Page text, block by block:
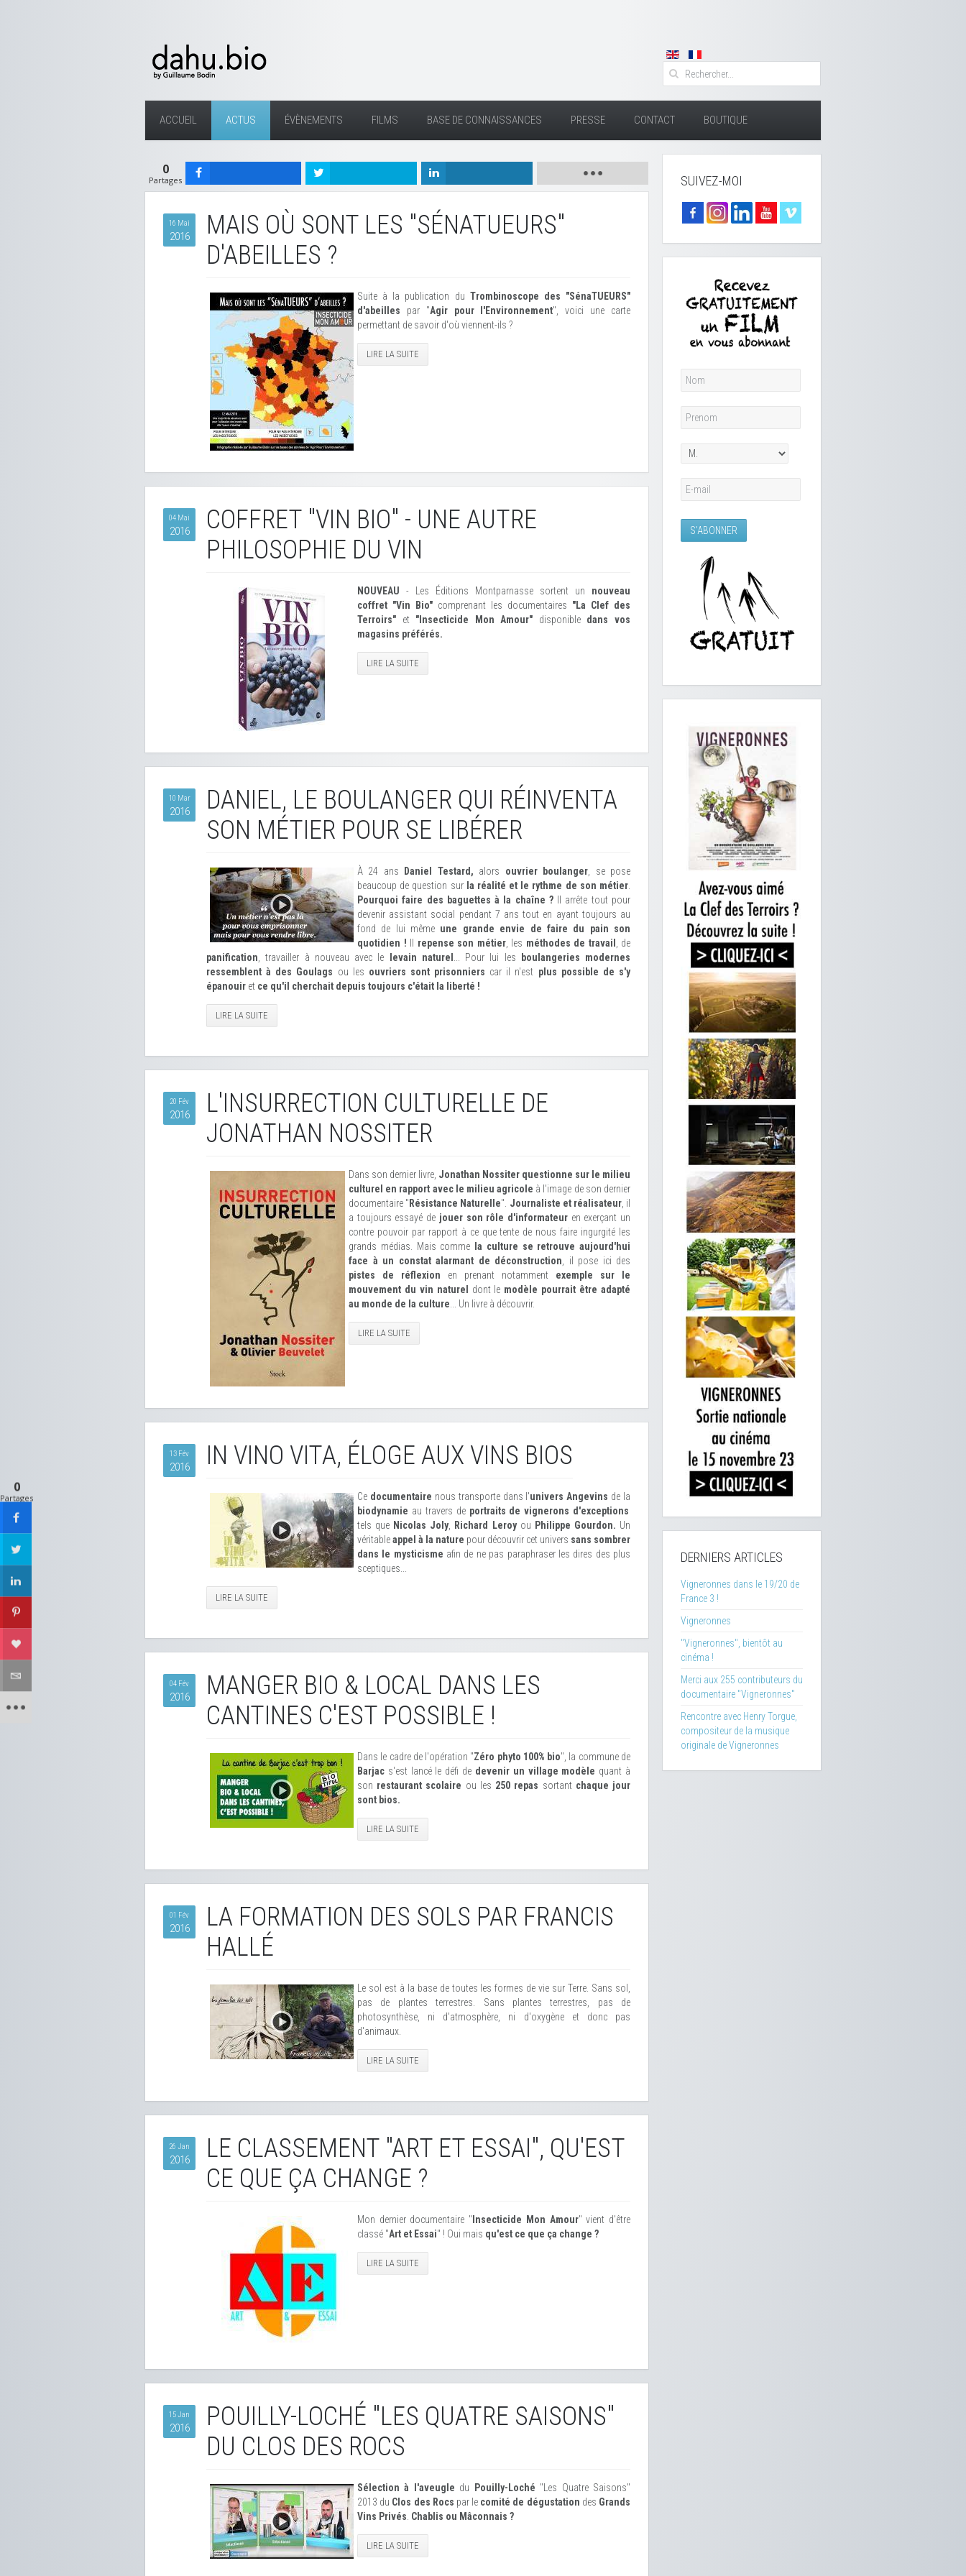
ACCUEIL ACTUS ÉVÈNEMENTS FILMS BASE DE CONNAISSANCES PRESSE CONTACT BOUTIQUE
0
Partages
16 Mai
2016
MAIS OÙ SONT LES "SÉNATUEURS"
D'ABEILLES ?
Suite à la publication du Trombinoscope des "SénaTUEURS"
d'abeilles par "Agir pour l'Environnement", voici une carte
permettant de savoir d'où viennent-ils ?
LIRE LA SUITE
04 Mai
2016
COFFRET "VIN BIO" - UNE AUTRE
PHILOSOPHIE DU VIN
NOUVEAU - Les Éditions Montparnasse sortent un nouveau
coffret "Vin Bio" comprenant les documentaires "La Clef des
Terroirs" et "Insecticide Mon Amour" disponible dans vos
magasins préférés.
LIRE LA SUITE
10 Mar
2016
DANIEL, LE BOULANGER QUI RÉINVENTA
SON MÉTIER POUR SE LIBÉRER
À 24 ans Daniel Testard, alors ouvrier boulanger , se pose
beaucoup de question sur la réalité et le rythme de son métier
Pourquoi faire des baguettes à la chaîne ?Il arrête tout pour
devenir assistant social pendant 7 ans tout en ayant toujours au
fond de lui même une grande envie de faire du pain son
quotidien !
repense son métier, les méthodes de travail
, de
panification , travailler à nouveau avec le levain naturel ... Pour lui les
boulangeries modernes
ressemblent à des Goulags ou les ouvriers sont prisonniers car il n'est plus possible de s'y
épanouir et ce qu'il cherchait depuis toujours c'était la liberté !
LIRE LA SUITE
20 Fév
2016
L'INSURRECTION CULTURELLE DE
JONATHAN NOSSITER
Dans son dernier livre, Jonathan Nossiter questionne sur le milieu
culturel en rapport avec le milieu agricole à l'image de son dernier
documentaire " Résistance Naturelle". Journaliste et réalisateur, il
a toujours essayé de jouer son rôle d'informateuren exerçant un
contre pouvoir par rapport à ce que tente de nous faire ingurgité les
grands médias. Mais comme
la culture se retrouve aujourd'hui
face à un constat alarmant de déconstruction , il pose ici des
pistes de réflexion en prenant notamment exemple sur le
mouvement du vin naturel
dont le modèle pourrait être adapté
au monde de la culture ... Un livre à découvrir.
LIRE LA SUITE
13 Fév
2016 IN VINO VITA, ÉLOGE AUX VINS BIOS
Ce documentaire nous transporte dans l'univers Angevins de la
biodynamie au travers deportraits de vignerons d'exceptions
tels que Nicolas Joly, Richard Leroy ou Philippe Gourdon. Un
véritableappel à la nature pour découvrir cet univers sans sombrer
dans le mysticisme afin de ne pas paraphraser les dires des plus
sceptiques...
LIRE LA SUITE
04 Fév
2016
MANGER BIO & LOCAL DANS LES
CANTINES C'EST POSSIBLE !
Dans le cadre de l'opération "Zéro phyto 100% bio", la commune de
Barjac s'est lancé le défi de devenir un village modèle quant à
son restaurant scolaire ou les 250 repas sortant chaque jour
sont bios.
LIRE LA SUITE
01 Fév
2016
LA FORMATION DES SOLS PAR FRANCIS
HALLÉ
Le sol est à la base de toutes les formes de vie sur Terre. Sans sol,
pas de plantes terrestres. Sans plantes terrestres, pas de
photosynthèse, ni d'atmosphère, ni d'oxygène et donc pas
d'animaux.
LIRE LA SUITE
26 Jan
2016
LE CLASSEMENT "ART ET ESSAI", QU'EST
CE QUE ÇA CHANGE ?
Mon dernier documentaire " Insecticide Mon Amour" vient d'être
classé "Art et Essai" ! Oui mais qu'est ce que ça change ?
LIRE LA SUITE
15 Jan
2016
POUILLY-LOCHÉ "LES QUATRE SAISONS"
DU CLOS DES ROCS
Sélection à l'aveugle du Pouilly-Loché "Les Quatre Saisons"
2013 du Clos des Rocs par le comité de dégustation des Grands
Vins Privés Chablis ou Mâconnais ?
LIRE LA SUITE
SUIVEZ-MOI
DERNIERS ARTICLES
Vigneronnes dans le 19/20 de
France 3 !
Vigneronnes
"Vigneronnes", bientôt au
cinéma !
Merci aux 255 contributeurs du
documentaire "Vigneronnes"
Rencontre avec Henry Torgue,
compositeur de la musique
originale de Vigneronnes
0
Partages